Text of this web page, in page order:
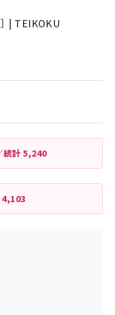
| TEIKOKU
統計5,240
4,103